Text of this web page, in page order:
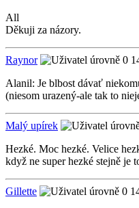
All
Děkuji za názory.
Raynor
Alanil: Je blbost dávať
(niesom urazený-ale tak to
Malý upírek
Hezké. Moc hezké. Velice
když ne super hezké stejně je
Gillette